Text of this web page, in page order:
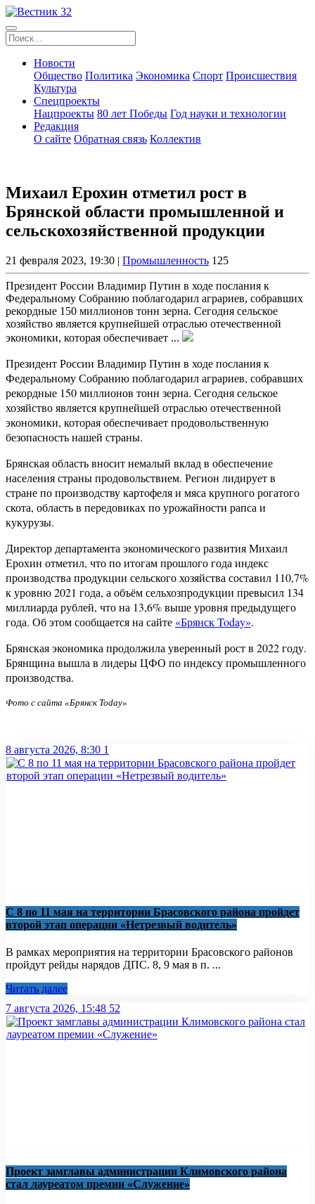
Новости
Общество Политика Экономика Спорт Происшествия
Культура
Спецпроекты
Нацпроекты 80 лет Победы Год науки и технологии
Редакция
О сайте Обратная связь Коллектив
Михаил Ерохин отметил рост в
Брянской области промышленной и
сельскохозяйственной продукции
21 февраля 2023, 19:30 | Промышленность 125
Президент России Владимир Путин в ходе послания к
Федеральному Собранию поблагодарил аграриев, собравших
рекордные 150 миллионов тонн зерна. Сегодня сельское
хозяйство является крупнейшей отраслью отечественной
экономики, которая обеспечивает ...
Президент России Владимир Путин в ходе послания к
Федеральному Собранию поблагодарил аграриев, собравших
рекордные 150 миллионов тонн зерна. Сегодня сельское
хозяйство является крупнейшей отраслью отечественной
экономики, которая обеспечивает продовольственную
безопасность нашей страны.
Брянская область вносит немалый вклад в обеспечение
населения страны продовольствием. Регион лидирует в
стране по производству картофеля и мяса крупного рогатого
скота, область в передовиках по урожайности рапса и
кукурузы.
Директор департамента экономического развития Михаил
Ерохин отметил, что по итогам прошлого года индекс
производства продукции сельского хозяйства составил 110,7%
к уровню 2021 года, а объём сельхозпродукции превысил 134
миллиарда рублей, что на 13,6% выше уровня предыдущего
года. Об этом сообщается на сайте «Брянск Today».
Брянская экономика продолжила уверенный рост в 2022 году.
Брянщина вышла в лидеры ЦФО по индексу промышленного
производства.
Фото с сайта «Брянск Today»
8 августа 2026, 8:30 1
С 8 по 11 мая на территории Брасовского района пройдет
второй этап операции «Нетрезвый водитель»
В рамках мероприятия на территории Брасовского районов
пройдут рейды нарядов ДПС. 8, 9 мая в п. ...
Читать далее
7 августа 2026, 15:48 52
Проект замглавы администрации Климовского района
стал лауреатом премии «Служение»